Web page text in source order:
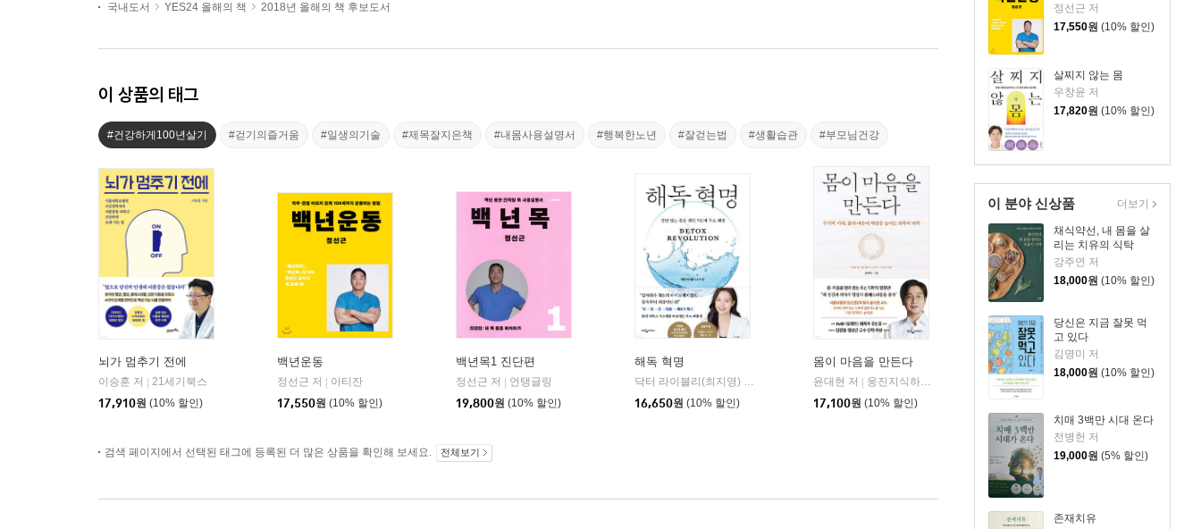
정선근 저
17,550원 (10% 할인)
살찌지 않는 몸
우창윤 저
17,820원 (10% 할인)
이 분야 신상품
채식약선, 내 몸을 살
리는 치유의 식탁
강주연 저
18,000원 (10% 할인)
당신은 지금 잘못 먹
고 있다
김명미 저
18,000원 (10% 할인)
치매 3백만 시대 온다
전병헌 저
19,000원 (5% 할인)
존재치유
더보기
국내도서 YES24 올해의 책 2018년 올해의 책 후보도서
이 상품의 태그
#건강하게100년살기 #걷기의즐거움 #일생의기술 #제목잘지은책 #내몸사용설명서 #행복한노년 #잘걷는법 #생활습관 #부모님건강
뇌가 멈추기 전에
이승훈 저
21세기북스
17,910원 (10% 할인)
백년운동
정선근 저
아티잔
17,550원 (10% 할인)
백년목1 진단편
정선근 저
언탱글링
19,800원 (10% 할인)
해독 혁명
닥터 라이블리(최지영) 저
웅진지식하우스
16,650원 (10% 할인)
몸이 마음을 만든다
윤대현 저
웅진지식하우스
17,100원 (10% 할인)
검색 페이지에서 선택된 태그에 등록된 더 많은 상품을 확인해 보세요. 전체보기